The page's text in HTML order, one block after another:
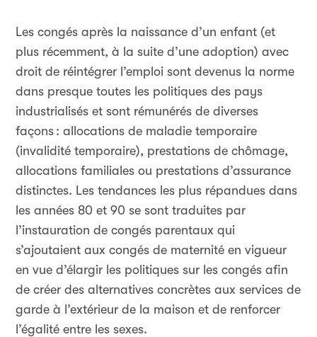
Les congés après la naissance d’un enfant (et
plus récemment, à la suite d’une adoption) avec
droit de réintégrer l’emploi sont devenus la norme
dans presque toutes les politiques des pays
industrialisés et sont rémunérés de diverses
façons : allocations de maladie temporaire
(invalidité temporaire), prestations de chômage,
allocations familiales ou prestations d’assurance
distinctes. Les tendances les plus répandues dans
les années 80 et 90 se sont traduites par
l’instauration de congés parentaux qui
s’ajoutaient aux congés de maternité en vigueur
en vue d’élargir les politiques sur les congés afin
de créer des alternatives concrètes aux services de
garde à l’extérieur de la maison et de renforcer
l’égalité entre les sexes.